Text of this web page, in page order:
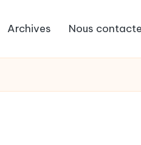
Archives Nous